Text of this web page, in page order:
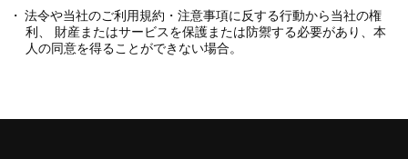
法令や当社のご利用規約・注意事項に反する行動から当社の権
利、 財産またはサービスを保護または防禦する必要があり、本
人の同意を得ることができない場合。